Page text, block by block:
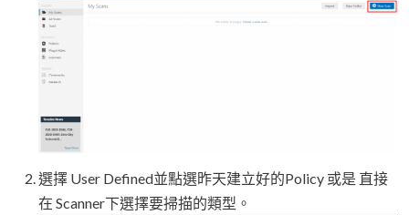
選擇 User Defined並點選昨天建立好的Policy 或是 直接
在 Scanner下選擇要掃描的類型。